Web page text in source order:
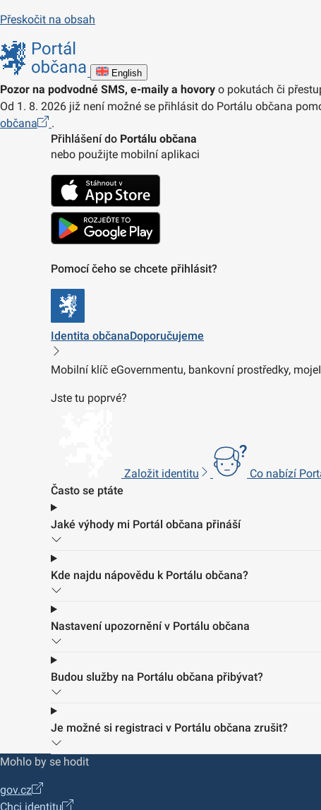
Přeskočit na obsah
English
Pozor na podvodné SMS, e-maily a hovory o pokutách či
Od 1. 8. 2026 již není možné se přihlásit do Portálu občana
občana
.
Přihlášení do Portálu občana
nebo použijte mobilní aplikaci
Pomocí čeho se chcete přihlásit?
Identita občanaDoporučujeme
Mobilní klíč eGovernmentu, bankovní prostředky,
Jste tu poprvé?
Založit identitu
Co nabízí
Často se ptáte
Jaké výhody mi Portál občana přináší
Kde najdu nápovědu k Portálu občana?
Nastavení upozornění v Portálu občana
Budou služby na Portálu občana přibývat?
Je možné si registraci v Portálu občana zrušit?
Mohlo by se hodit
gov.cz
Chci identitu